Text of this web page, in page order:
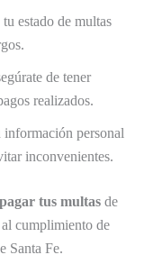
estado de multas
de tener
realizados.
información personal
inconvenientes.
pagar tus multas de
cumplimiento de
Santa Fe.